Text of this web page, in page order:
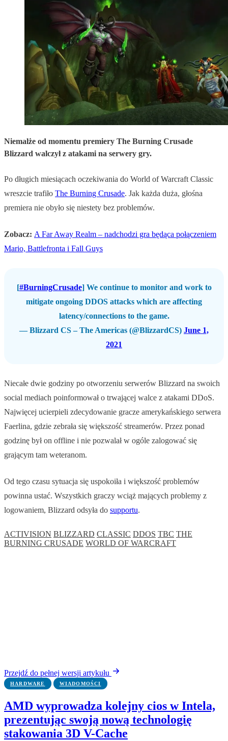
Niemalże od momentu premiery The Burning Crusade
Blizzard walczył z atakami na serwery gry.
Po długich miesiącach oczekiwania do World of Warcraft Classic
wreszcie trafiło The Burning Crusade. Jak każda duża, głośna
premiera nie obyło się niestety bez problemów.
Zobacz: A Far Away Realm – nadchodzi gra będąca połączeniem
Mario, Battlefronta i Fall Guys
[#BurningCrusade] We continue to monitor and work to
mitigate ongoing DDOS attacks which are affecting
latency/connections to the game.
— Blizzard CS – The Americas (@BlizzardCS) June 1,
2021
Niecałe dwie godziny po otworzeniu serwerów Blizzard na swoich
social mediach poinformował o trwającej walce z atakami DDoS.
Najwięcej ucierpieli zdecydowanie gracze amerykańskiego serwera
Faerlina, gdzie zebrała się większość streamerów. Przez ponad
godzinę był on offline i nie pozwalał w ogóle zalogować się
grającym tam weteranom.
Od tego czasu sytuacja się uspokoiła i większość problemów
powinna ustać. Wszystkich graczy wciąż mających problemy z
logowaniem, Blizzard odsyła do supportu.
ACTIVISION BLIZZARD CLASSIC DDOS TBC THE
BURNING CRUSADE WORLD OF WARCRAFT
Przejdź do pełnej wersji artykułu
HARDWARE WIADOMOŚCI
AMD wyprowadza kolejny cios w Intela,
prezentując swoją nową technologię
stakowania 3D V-Cache